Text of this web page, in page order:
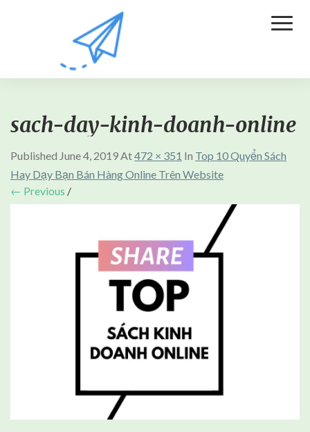
sach-day-kinh-doanh-online
Published June 4, 2019At472 × 351 In Top 10 Quyển Sách
Hay Dạy Bạn Bán Hàng Online Trên Website
← Previous /